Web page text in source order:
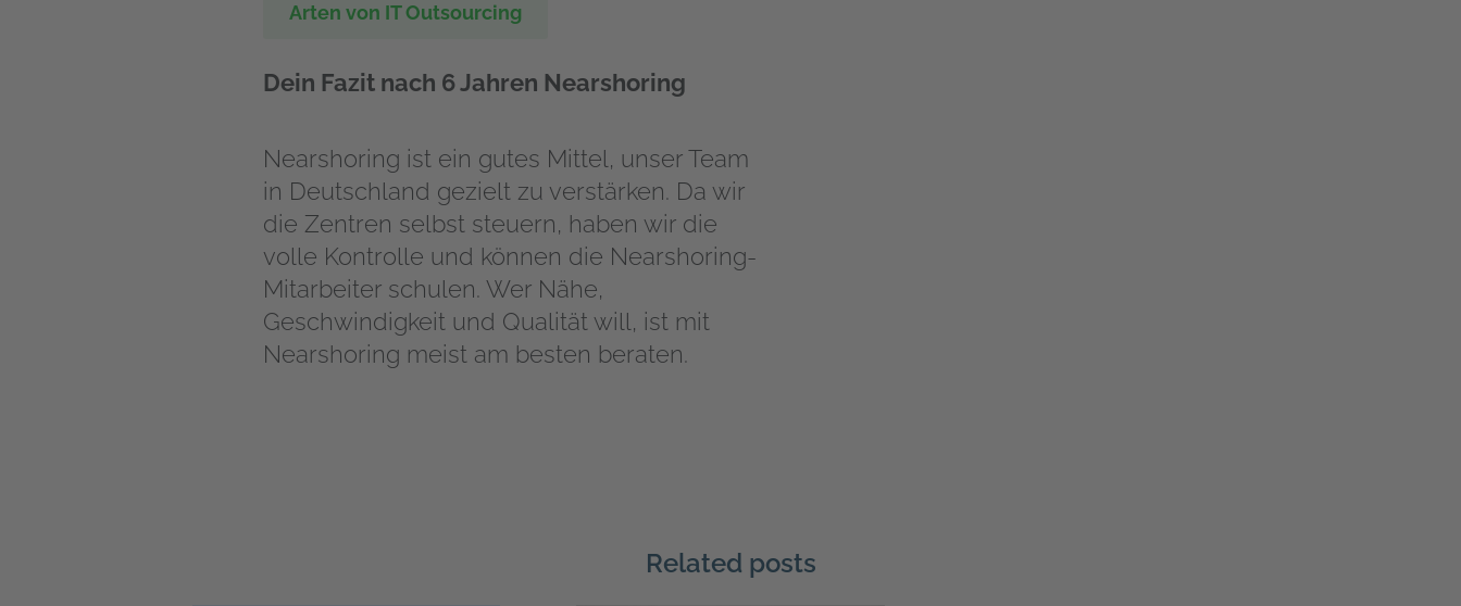
Arten von IT Outsourcing
Dein Fazit nach 6 Jahren Nearshoring
Nearshoring ist ein gutes Mittel, unser Team
in Deutschland gezielt zu verstärken. Da wir
die Zentren selbst steuern, haben wir die
volle Kontrolle und können die Nearshoring-
Mitarbeiter schulen. Wer Nähe,
Geschwindigkeit und Qualität will, ist mit
Nearshoring meist am besten beraten.
Related posts